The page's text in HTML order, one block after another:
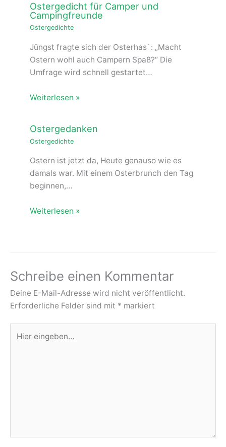
Ostergedicht für Camper und
Campingfreunde
Ostergedichte
Jüngst fragte sich der Osterhas`: „Macht
Ostern wohl auch Campern Spaß?“ Die
Umfrage wird schnell gestartet…
Weiterlesen »
Ostergedanken
Ostergedichte
Ostern ist jetzt da, Heute genauso wie es
damals war. Mit einem Osterbrunch den Tag
beginnen,…
Weiterlesen »
Schreibe einen Kommentar
Deine E-Mail-Adresse wird nicht veröffentlicht.
Erforderliche Felder sind mit * markiert
eingeben…